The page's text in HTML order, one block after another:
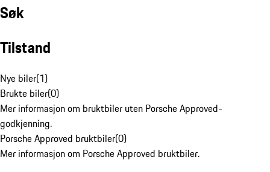
Søk
Tilstand
Nye biler(1)
Brukte biler(0)
Mer informasjon om bruktbiler uten Porsche Approved-
godkjenning.
Porsche Approved bruktbiler(0)
Mer informasjon om Porsche Approved bruktbiler.